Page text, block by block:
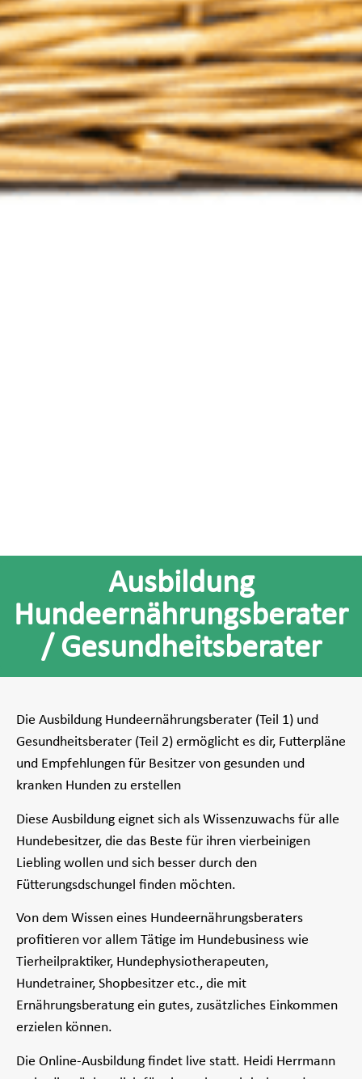
Ausbildung
Hundeernährungsberater
/ Gesundheitsberater
Die Ausbildung Hundeernährungsberater (Teil 1) und
Gesundheitsberater (Teil 2) ermöglicht es dir, Futterpläne
und Empfehlungen für Besitzer von gesunden und
kranken Hunden zu erstellen
Diese Ausbildung eignet sich als Wissenzuwachs für alle
Hundebesitzer, die das Beste für ihren vierbeinigen
Liebling wollen und sich besser durch den
Fütterungsdschungel finden möchten.
Von dem Wissen eines Hundeernährungsberaters
profitieren vor allem Tätige im Hundebusiness wie
Tierheilpraktiker, Hundephysiotherapeuten,
Hundetrainer, Shopbesitzer etc., die mit
Ernährungsberatung ein gutes, zusätzliches Einkommen
erzielen können.
Die Online-Ausbildung findet live statt. Heidi Herrmann